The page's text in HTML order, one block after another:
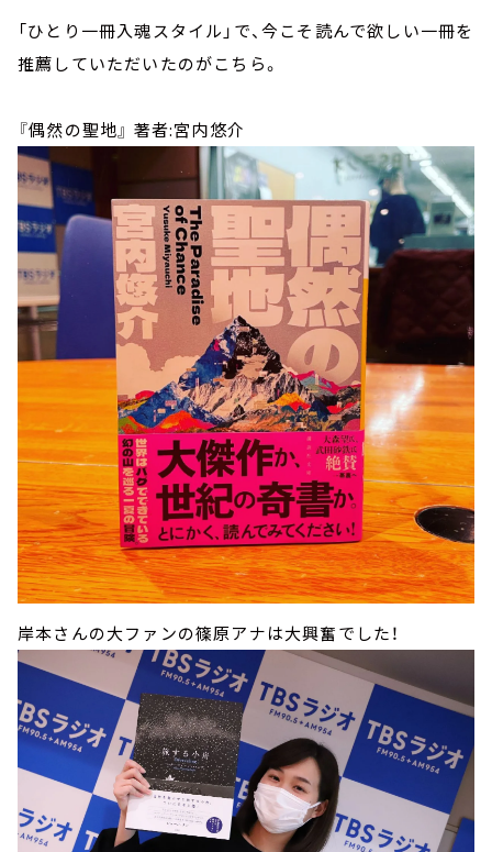
「ひとり一冊入魂スタイル」で、今こそ読んで欲しい一冊を
推薦していただいたのがこちら。
『偶然の聖地』 著者:宮内悠介
岸本さんの大ファンの篠原アナは大興奮でした！